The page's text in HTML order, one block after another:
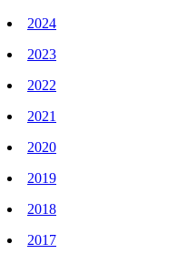
2024
2023
2022
2021
2020
2019
2018
2017